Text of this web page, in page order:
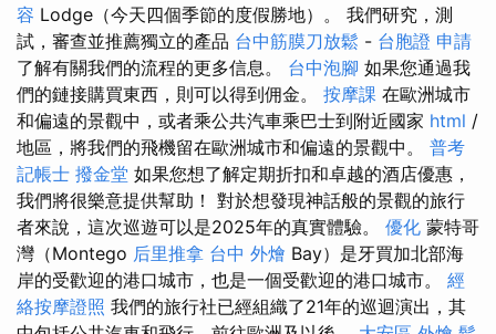
容 Lodge（今天四個季節的度假勝地）。 我們研究，測
試，審查並推薦獨立的產品 台中筋膜刀放鬆 - 台胞證 申請
了解有關我們的流程的更多信息。 台中泡腳 如果您通過我
們的鏈接購買東西，則可以得到佣金。 按摩課 在歐洲城市
和偏遠的景觀中，或者乘公共汽車乘巴士到附近國家 html /
地區，將我們的飛機留在歐洲城市和偏遠的景觀中。 普考
記帳士 撥金堂 如果您想了解定期折扣和卓越的酒店優惠，
我們將很樂意提供幫助！ 對於想發現神話般的景觀的旅行
者來說，這次巡遊可以是2025年的真實體驗。 優化 蒙特哥
灣（Montego 后里推拿 台中 外燴 Bay）是牙買加北部海
岸的受歡迎的港口城市，也是一個受歡迎的港口城市。 經
絡按摩證照 我們的旅行社已經組織了21年的巡迴演出，其